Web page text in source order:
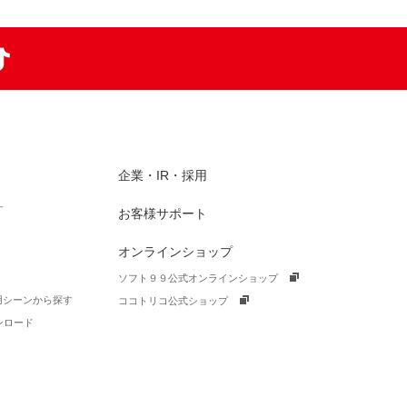
ーンから探す
ロード
企業・IR・採用
お客様サポート
オンラインショップ
ソフト９９公式オンラインショップ
ココトリコ公式ショップ